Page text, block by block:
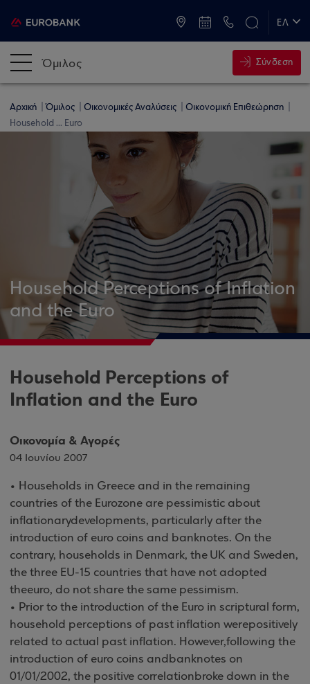
ΕΛ
Όμιλος Σύνδεση
Αρχική Όμιλος Οικονομικές Αναλύσεις
Οικονομική Επιθεώρηση
Household ... Euro
Household Perceptions of Inflation
and the Euro
Household Perceptions of
Inflation and the Euro
Οικονομία & Αγορές
04 Ιουνίου 2007
• Households in Greece and in the remaining
countries of the Eurozone are pessimistic about
inflationarydevelopments, particularly after the
introduction of euro coins and banknotes. On the
contrary, households in Denmark, the UK and Sweden,
the three EU-15 countries that have not adopted
theeuro, do not share the same pessimism.
• Prior to the introduction of the Euro in scriptural form,
household perceptions of past inflation werepositively
related to actual past inflation. However,following the
introduction of euro coins andbanknotes on
01/01/2002, the positive correlationbroke down in the